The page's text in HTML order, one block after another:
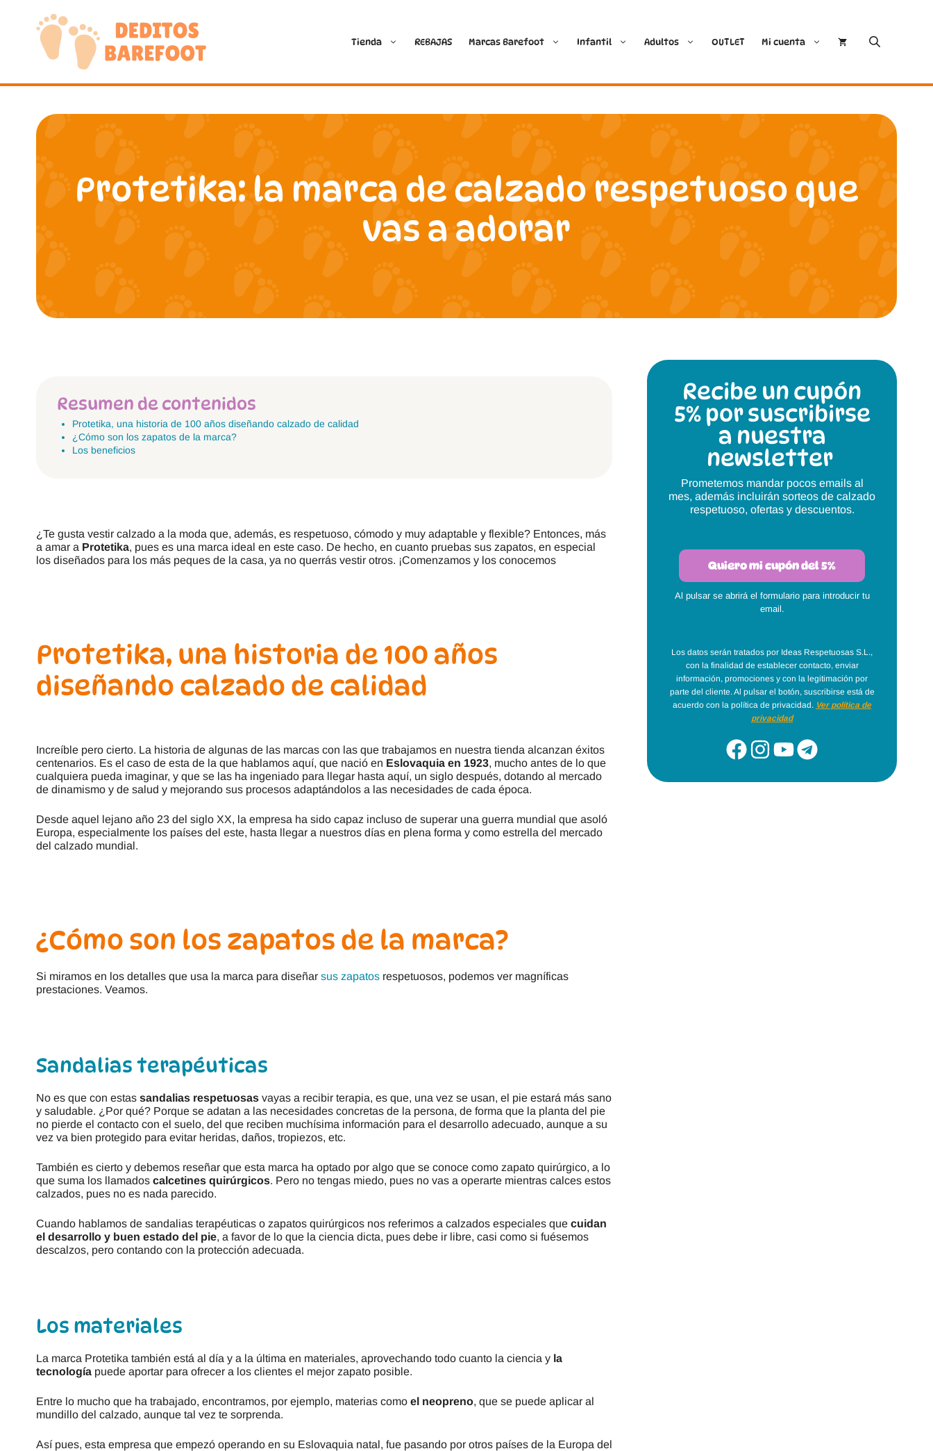
contenido
Tienda REBAJAS Marcas Barefoot
Ballop
Blanditos by Crio’s
Crave Barefoot
Coimbra
Dispares
Jack & Lily
Saguaro
Batilas
B&W Break and Walk
Crecendo
D.D. Step
Gioseppo
Hi-Tec
Cóndor
Conguitos
Deditos
Magical Shoes
Stitch & Walk
Bobux
CoqueFlex
Dodo Shoes
Mustang
OmaKing
Snugi
Titanitos
Tikki
Zapy
Infantil Adultos OUTLET Mi cuenta
Protetika: la marca de calzado respetuoso que
vas a adorar
Resumen de contenidos
Protetika, una historia de 100 años diseñando calzado de calidad
¿Cómo son los zapatos de la marca?
Los beneficios
¿Te gusta vestir calzado a la moda que, además, es respetuoso, cómodo y muy adaptable y flexible? Entonces, más
a amar a Protetika, pues es una marca ideal en este caso. De hecho, en cuanto pruebas sus zapatos, en especial
los diseñados para los más peques de la casa, ya no querrás vestir otros. ¡Comenzamos y los conocemos
Protetika, una historia de 100 años
diseñando calzado de calidad
Increíble pero cierto. La historia de algunas de las marcas con las que trabajamos en nuestra tienda alcanzan éxitos
centenarios. Es el caso de esta de la que hablamos aquí, que nació en Eslovaquia en 1923, mucho antes de lo que
cualquiera pueda imaginar, y que se las ha ingeniado para llegar hasta aquí, un siglo después, dotando al mercado
de dinamismo y de salud y mejorando sus procesos adaptándolos a las necesidades de cada época.
Desde aquel lejano año 23 del siglo XX, la empresa ha sido capaz incluso de superar una guerra mundial que asoló
Europa, especialmente los países del este, hasta llegar a nuestros días en plena forma y como estrella del mercado
del calzado mundial.
¿Cómo son los zapatos de la marca?
Si miramos en los detalles que usa la marca para diseñar sus zapatos respetuosos, podemos ver magníficas
prestaciones. Veamos.
Sandalias terapéuticas
No es que con estas sandalias respetuosas vayas a recibir terapia, es que, una vez se usan, el pie estará más sano
y saludable. ¿Por qué? Porque se adatan a las necesidades concretas de la persona, de forma que la planta del pie
no pierde el contacto con el suelo, del que reciben muchísima información para el desarrollo adecuado, aunque a su
vez va bien protegido para evitar heridas, daños, tropiezos, etc.
También es cierto y debemos reseñar que esta marca ha optado por algo que se conoce como zapato quirúrgico, a lo
que suma los llamados calcetines quirúrgicos. Pero no tengas miedo, pues no vas a operarte mientras calces estos
calzados, pues no es nada parecido.
Cuando hablamos de sandalias terapéuticas o zapatos quirúrgicos nos referimos a calzados especiales que cuidan
el desarrollo y buen estado del pie, a favor de lo que la ciencia dicta, pues debe ir libre, casi como si fuésemos
descalzos, pero contando con la protección adecuada.
Los materiales
La marca Protetika también está al día y a la última en materiales, aprovechando todo cuanto la ciencia y la
tecnología puede aportar para ofrecer a los clientes el mejor zapato posible.
Entre lo mucho que ha trabajado, encontramos, por ejemplo, materias como el neopreno, que se puede aplicar al
mundillo del calzado, aunque tal vez te sorprenda.
Así pues, esta empresa que empezó operando en su Eslovaquia natal, fue pasando por otros países de la Europa del
Recibe un cupón
5% por suscribirse
a nuestra
newsletter
Prometemos mandar pocos emails al
mes, además incluirán sorteos de calzado
respetuoso, ofertas y descuentos.
Quiero mi cupón del 5%
Al pulsar se abrirá el formulario para introducir tu
email.
Los datos serán tratados por Ideas Respetuosas S.L.,
con la finalidad de establecer contacto, enviar
información, promociones y con la legitimación por
parte del cliente. Al pulsar el botón, suscribirse está de
acuerdo con la política de privacidad. Ver política de
privacidad